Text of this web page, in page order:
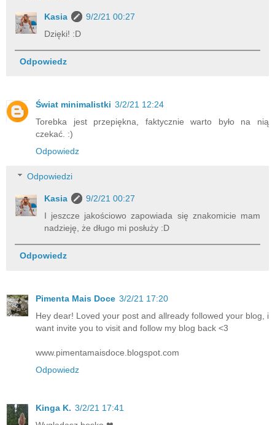
Kasia
9/2/21 00:27
Dzięki! :D
Odpowiedz
Świat minimalistki 3/2/21 12:24
Torebka jest przepiękna, faktycznie warto było na nią
czekać. :)
Odpowiedz
Odpowiedzi
Kasia
9/2/21 00:27
I jeszcze jakościowo zapowiada się znakomicie mam
nadzieję, że długo mi posłuży :D
Odpowiedz
Pimenta Mais Doce 3/2/21 17:20
Hey dear! Loved your post and allready followed your blog, i
want invite you to visit and follow my blog back <3
www.pimentamaisdoce.blogspot.com
Odpowiedz
Kinga K. 3/2/21 17:41